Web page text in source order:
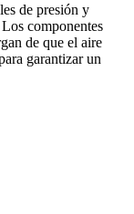
de presión y
componentes
de que el aire
garantizar un